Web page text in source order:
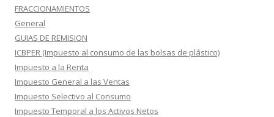
FRACCIONAMIENTOS
General
GUIAS DE REMISION
ICBPER (Impuesto al consumo de las bolsas de plástico)
Impuesto a la Renta
Impuesto General a las Ventas
Impuesto Selectivo al Consumo
Impuesto Temporal a los Activos Netos